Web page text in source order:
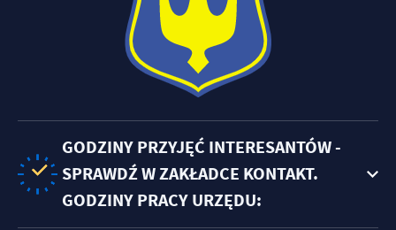
GODZINY PRZYJĘĆ INTERESANTÓW -
SPRAWDŹ W ZAKŁADCE KONTAKT.
GODZINY PRACY URZĘDU: